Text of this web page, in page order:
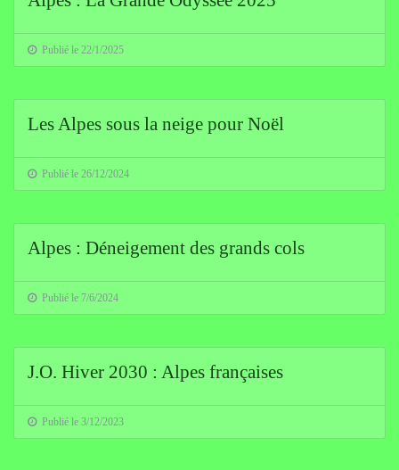
Publié le 22/1/2025
Les Alpes sous la neige pour Noël
Publié le 26/12/2024
Alpes : Déneigement des grands cols
Publié le 7/6/2024
J.O. Hiver 2030 : Alpes françaises
Publié le 3/12/2023